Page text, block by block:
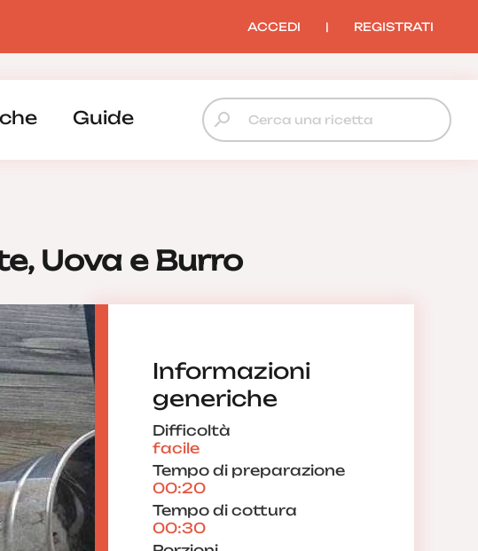
ACCEDI | REGISTRATI
Guide
Uova e Burro
Informazioni
generiche
Difficoltà
facile
Tempo di preparazione
00:20
Tempo di cottura
00:30